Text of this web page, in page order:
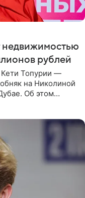
недвижимостью
рублей
Топурии —
на Николиной
Об этом